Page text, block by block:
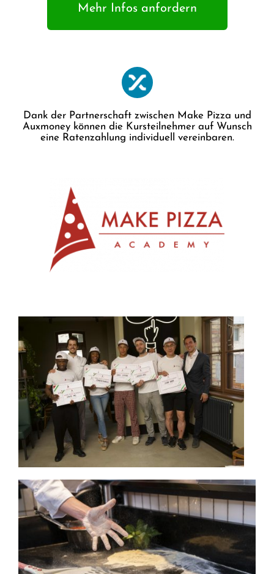
Mehr Infos anfordern
Dank der Partnerschaft zwischen Make Pizza und
Auxmoney können die Kursteilnehmer auf Wunsch
eine Ratenzahlung individuell vereinbaren.